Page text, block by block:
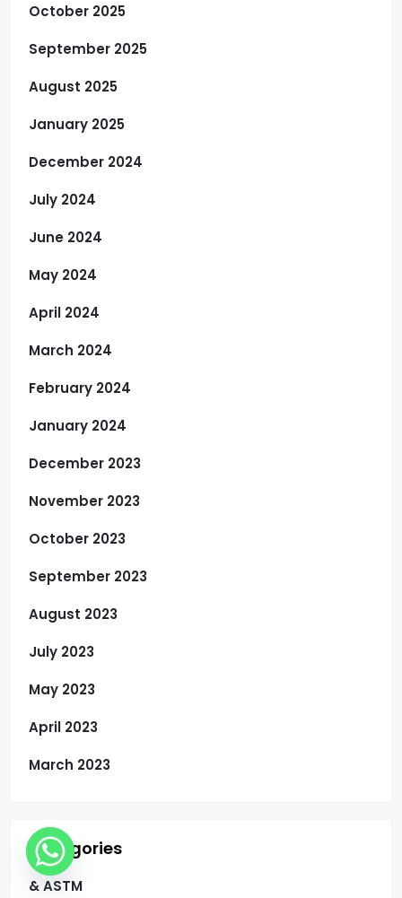
October 2025
September 2025
August 2025
January 2025
December 2024
July 2024
June 2024
May 2024
April 2024
March 2024
February 2024
January 2024
December 2023
November 2023
October 2023
September 2023
August 2023
July 2023
May 2023
April 2023
March 2023
Categories
& ASTM